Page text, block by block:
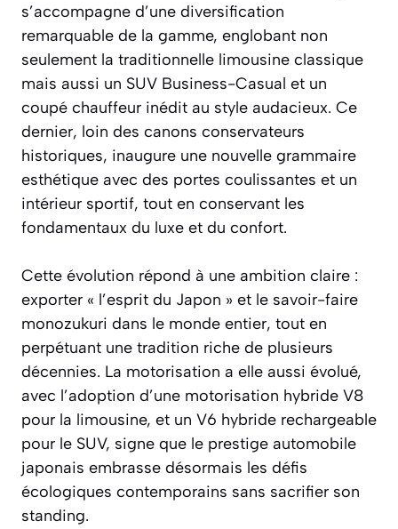
s’accompagne d’une diversification
remarquable de la gamme, englobant non
seulement la traditionnelle limousine classique
mais aussi un SUV Business-Casual et un
coupé chauffeur inédit au style audacieux. Ce
dernier, loin des canons conservateurs
historiques, inaugure une nouvelle grammaire
esthétique avec des portes coulissantes et un
intérieur sportif, tout en conservant les
fondamentaux du luxe et du confort.
Cette évolution répond à une ambition claire :
exporter « l’esprit du Japon » et le savoir-faire
monozukuri dans le monde entier, tout en
perpétuant une tradition riche de plusieurs
décennies. La motorisation a elle aussi évolué,
avec l’adoption d’une motorisation hybride V8
pour la limousine, et un V6 hybride rechargeable
pour le SUV, signe que le prestige automobile
japonais embrasse désormais les défis
écologiques contemporains sans sacrifier son
standing.